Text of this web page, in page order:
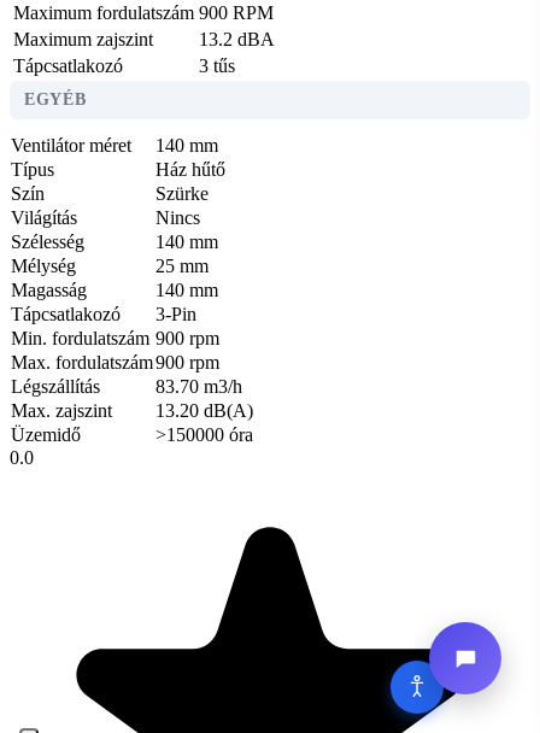
Maximum fordulatszám 900 RPM
Maximum zajszint
13.2 dBA
Tápcsatlakozó
3 tűs
EGYÉB
Ventilátor méret
140 mm
Típus
Ház hűtő
Szín
Szürke
Világítás
Nincs
Szélesség
140 mm
Mélység
25 mm
Magasság
140 mm
Tápcsatlakozó
3-Pin
Min. fordulatszám 900 rpm
Max. fordulatszám900 rpm
Légszállítás
83.70 m3/h
Max. zajszint
13.20 dB(A)
Üzemidő
>150000 óra
0.0